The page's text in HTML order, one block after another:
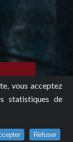
vous acceptez
statistiques de
Refuser